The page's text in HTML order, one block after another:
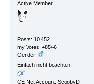
Active Member
Posts: 10.452
my Votes: +85/-6
Gender:
Einfach nicht beachten.
CE-Net Account: ScoobyD